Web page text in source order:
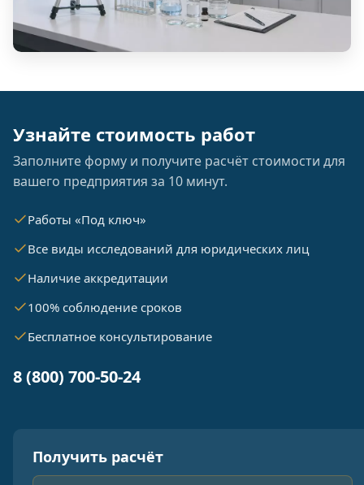
Узнайте стоимость работ
Заполните форму и получите расчёт стоимости для
вашего предприятия за 10 минут.
Работы «Под ключ»
Все виды исследований для юридических лиц
Наличие аккредитации
100% соблюдение сроков
Бесплатное консультирование
8 (800) 700-50-24
Получить расчёт